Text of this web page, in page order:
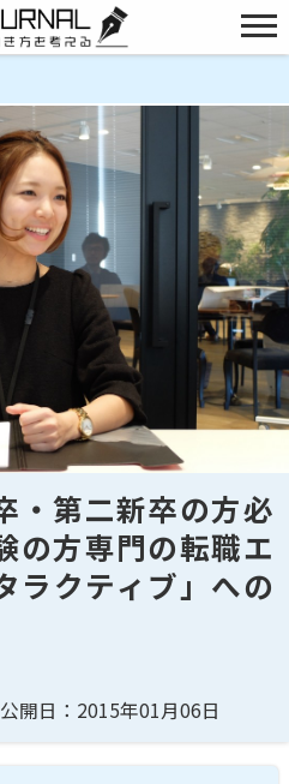
・第二新卒の方必
の方専門の転職エ
ラクティブ」への
公開日：2015年01月06日